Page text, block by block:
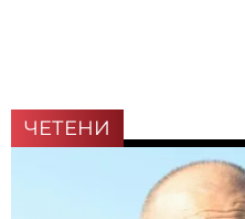
ЧЕТЕНИ